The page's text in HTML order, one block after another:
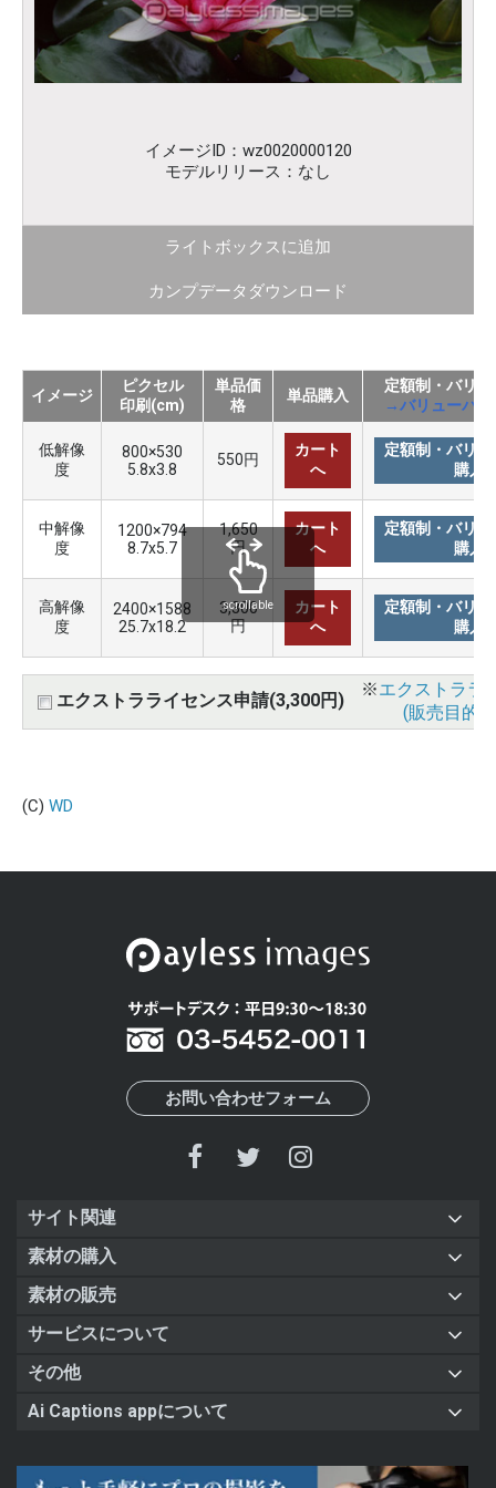
イメージID：wz0020000120
モデルリリース：なし
ライトボックスに追加
カンプデータダウンロード
イメージ
ピクセル
印刷(cm)
単品価
格
単品購入
定額制・バリ
→バリューパッ
低解像
度
800×530
5.8x3.8
550円
カート
へ
定額制・バリ
購入
中解像
度
1200×794
8.7x5.7
1,650
円
カート
へ
定額制・バリ
購入
高解像
度
2400×1588
25.7x18.2
3,300
円
カート
へ
定額制・バリ
購入
エクストラライセンス申請(3,300円)
※エクストララ
(販売目的
scrollable
(C) WD
お問い合わせフォーム
サイト関連
素材の購入
素材の販売
サービスについて
その他
Ai Captions appについて